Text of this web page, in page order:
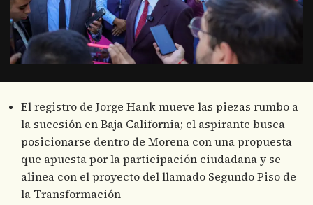
El registro de Jorge Hank mueve las piezas rumbo a
la sucesión en Baja California; el aspirante busca
posicionarse dentro de Morena con una propuesta
que apuesta por la participación ciudadana y se
alinea con el proyecto del llamado Segundo Piso de
la Transformación